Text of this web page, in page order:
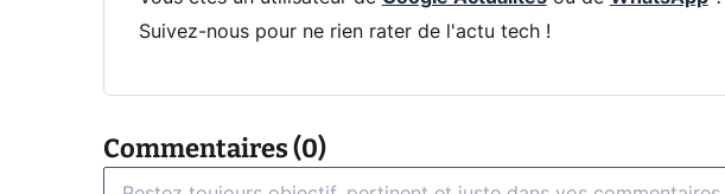
Suivez-nous pour ne rien rater de l'actu tech !
Commentaires (0)